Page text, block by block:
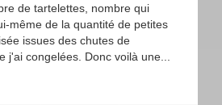
de tartelettes, nombre qui
même de la quantité de petites
issues des chutes de
j'ai congelées. Donc voilà une...